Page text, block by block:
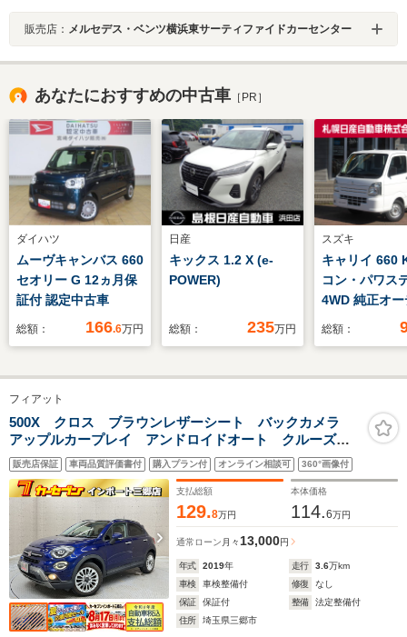
販売店： メルセデス・ベンツ横浜東サーティファイドカーセンター
あなたにおすすめの中古車 ［PR］
ダイハツ
ムーヴキャンバス 660
セオリー G 12ヵ月保
証付 認定中古車
総額： 166.6万円
日産
キックス 1.2 X (e-
POWER)
総額： 235万円
スズキ
キャリイ 660
コン・パワス
4WD 純正オー
オ エアコン
総額：
フィアット
500X クロス ブラウンレザーシート バックカメラ
アップルカープレイ アンドロイドオート クルーズコ
ントロール シートヒーター プッシュスタート ETC
販売店保証 車両品質評価書付 購入プラン付 オンライン相談可 360°画像付
支払総額
129.8万円
本体価格
114.6万円
通常ローン 月々 13,000円
年式 2019年 走行 3.6万km
車検
車検整備付 修復
なし
保証
保証付 整備
法定整備付
住所
埼玉県三郷市